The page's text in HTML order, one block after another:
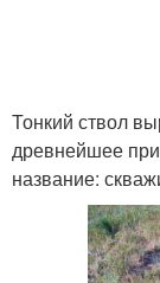
Тонкий ствол
древнейшее
название: